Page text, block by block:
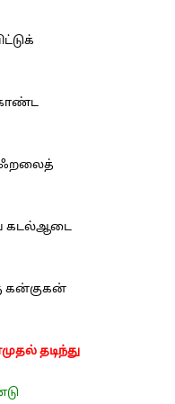
கடல்ஆடை
கன்குகன்
தடிந்து